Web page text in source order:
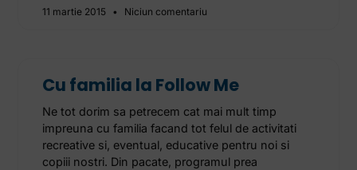
11 martie 2015 Niciun comentariu
Cu familia la Follow Me
Ne tot dorim sa petrecem cat mai mult timp
impreuna cu familia facand tot felul de activitati
recreative si, eventual, educative pentru noi si
copiii nostri. Din pacate, programul prea